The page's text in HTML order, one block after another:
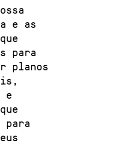
e as
para
planos
e
para